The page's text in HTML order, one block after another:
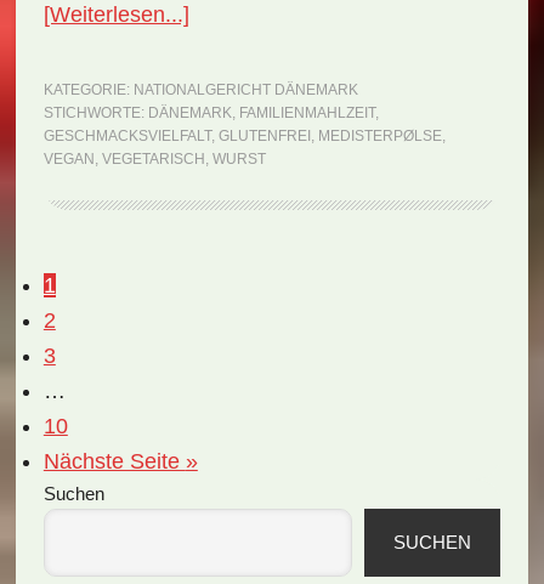
[Weiterlesen...]ÜberNationalgericht
Medisterpølse
(Rezept)
KATEGORIE: NATIONALGERICHT DÄNEMARK
STICHWORTE: DÄNEMARK, FAMILIENMAHLZEIT,
GESCHMACKSVIELFALT, GLUTENFREI , MEDISTERPØLSE,
VEGAN , VEGETARISCH , WURST
Seite
1
Seite
2
Seite
3
Weggelassene
Zwischenseiten
…
Seite
10
Nächste Seite aufrufen
»
Seitenspalte
Suchen
SUCHEN